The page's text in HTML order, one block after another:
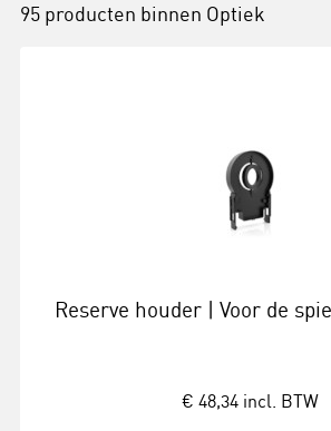
95 producten binnen Optiek
Reserve houder | Voor de
€ 48,34 incl. BTW